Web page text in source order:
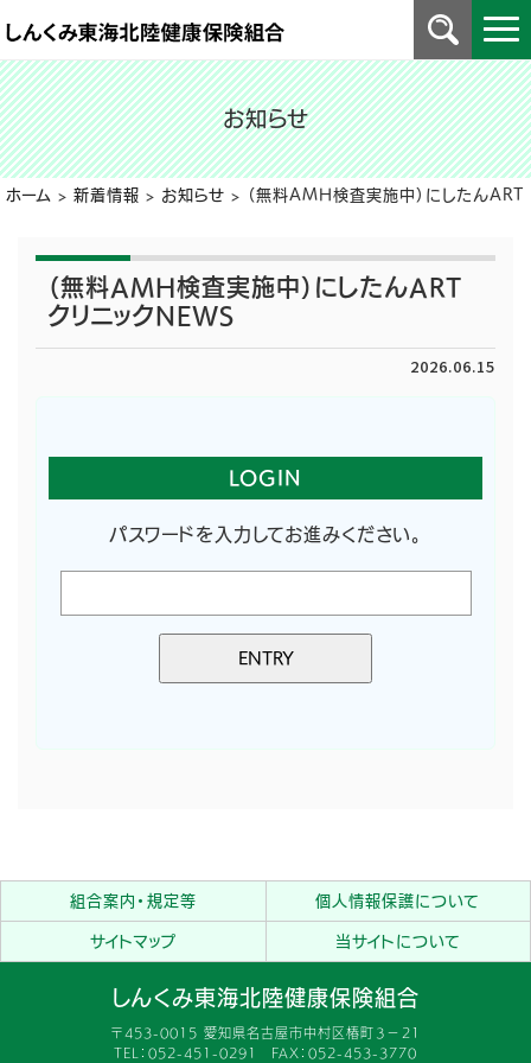
ホーム > 新着情報 > お知らせ > （無料AMH検査実施中）にしたんART
お知らせ
（無料AMH検査実施中）にしたんART
クリニックNEWS
2026.06.15
LOGIN
パスワードを入力してお進みください。
組合案内・規定等 個人情報保護について
サイトマップ 当サイトについて
しんくみ東海北陸健康保険組合
〒453-0015 愛知県名古屋市中村区椿町３−２１
TEL：052-451-0291 FAX：052-453-3770